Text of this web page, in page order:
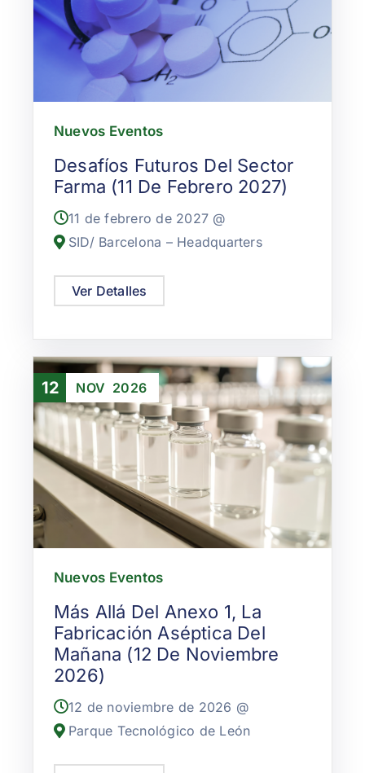
Nuevos Eventos
Desafíos Futuros Del Sector
Farma (11 De Febrero 2027)
11 de febrero de 2027 @
SID/ Barcelona – Headquarters
Ver Detalles
12 NOV 2026
Nuevos Eventos
Más Allá Del Anexo 1, La
Fabricación Aséptica Del
Mañana (12 De Noviembre
2026)
12 de noviembre de 2026 @
Parque Tecnológico de León